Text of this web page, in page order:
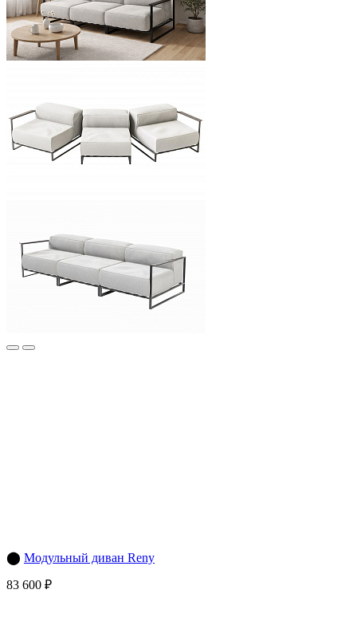
⬤ Модульный диван Reny
83 600 ₽